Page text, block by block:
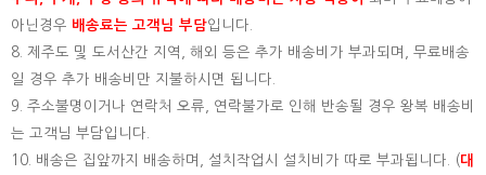
아닌경우 배송료는 고객님 부담입니다.
8. 제주도 및 도서산간 지역, 해외 등은 추가 배송비가 부과되며, 무료배송
일 경우 추가 배송비만 지불하시면 됩니다.
9. 주소불명이거나 연락처 오류, 연락불가로 인해 반송될 경우 왕복 배송비
는 고객님 부담입니다.
10. 배송은 집앞까지 배송하며, 설치작업시 설치비가 따로 부과됩니다. (대